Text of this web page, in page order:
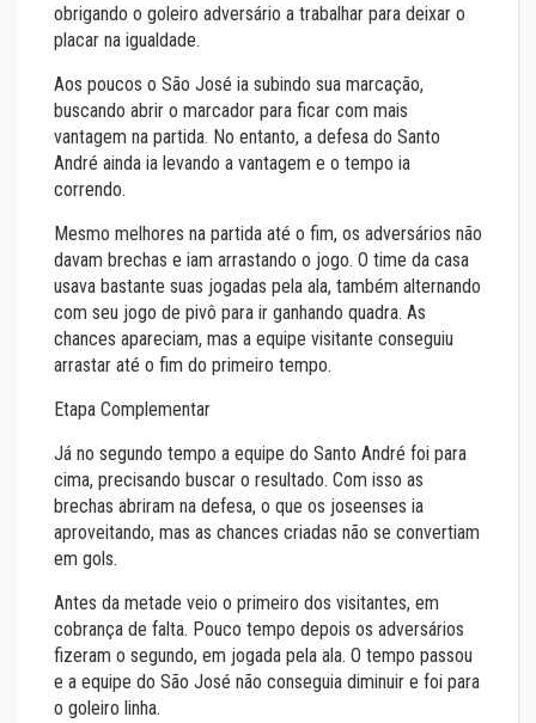
obrigando o goleiro adversário a trabalhar para deixar o
placar na igualdade.
Aos poucos o São José ia subindo sua marcação,
buscando abrir o marcador para ficar com mais
vantagem na partida. No entanto, a defesa do Santo
André ainda ia levando a vantagem e o tempo ia
correndo.
Mesmo melhores na partida até o fim, os adversários não
davam brechas e iam arrastando o jogo. O time da casa
usava bastante suas jogadas pela ala, também alternando
com seu jogo de pivô para ir ganhando quadra. As
chances apareciam, mas a equipe visitante conseguiu
arrastar até o fim do primeiro tempo.
Etapa Complementar
Já no segundo tempo a equipe do Santo André foi para
cima, precisando buscar o resultado. Com isso as
brechas abriram na defesa, o que os joseenses ia
aproveitando, mas as chances criadas não se convertiam
em gols.
Antes da metade veio o primeiro dos visitantes, em
cobrança de falta. Pouco tempo depois os adversários
fizeram o segundo, em jogada pela ala. O tempo passou
e a equipe do São José não conseguia diminuir e foi para
o goleiro linha.